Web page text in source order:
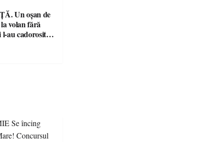
Un oșan de
volan fără
au cadorosit